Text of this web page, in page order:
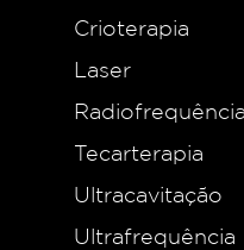
Crioterapia
Laser
Radiofrequência
Tecarterapia
Ultracavitação
Ultrafrequência